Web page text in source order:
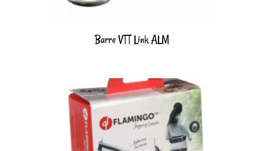
Barre VTT Link ALM